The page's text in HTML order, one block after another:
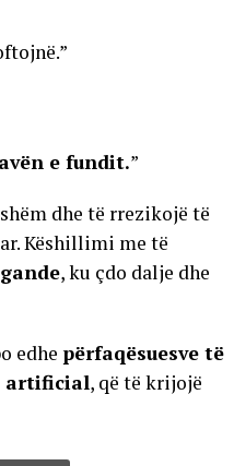
e fundit.”
dhe të rrezikojë të
Këshillimi me të
, ku çdo dalje dhe
edhe përfaqësuesve të
artificial, që të krijojë